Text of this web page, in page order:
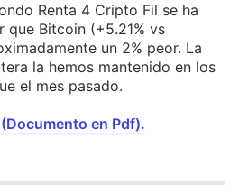
Renta 4 Cripto Fil se ha
Bitcoin (+5.21% vs
un 2% peor. La
la hemos mantenido en los
el mes pasado.
en Pdf).